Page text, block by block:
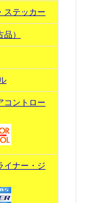
ステッカー
）
コントロー
イナー・ジ